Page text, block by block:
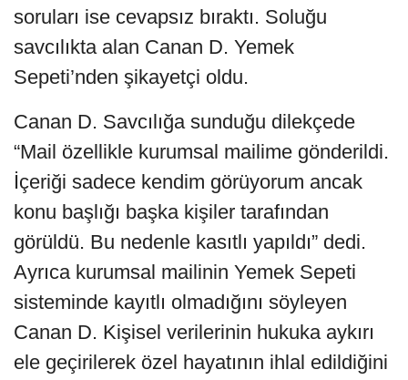
soruları ise cevapsız bıraktı. Soluğu
savcılıkta alan Canan D. Yemek
Sepeti’nden şikayetçi oldu.
Canan D. Savcılığa sunduğu dilekçede
“Mail özellikle kurumsal mailime gönderildi.
İçeriği sadece kendim görüyorum ancak
konu başlığı başka kişiler tarafından
görüldü. Bu nedenle kasıtlı yapıldı” dedi.
Ayrıca kurumsal mailinin Yemek Sepeti
sisteminde kayıtlı olmadığını söyleyen
Canan D. Kişisel verilerinin hukuka aykırı
ele geçirilerek özel hayatının ihlal edildiğini